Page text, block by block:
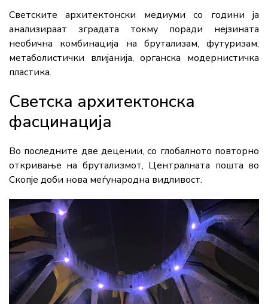
Светските архитектонски медиуми со години ја
анализираат зградата токму поради нејзината
необична комбинација на брутализам, футуризам,
метаболистички влијанија, органска модернистичка
пластика.
Светска архитектонска
фасцинација
Во последните две децении, со глобалното повторно
откривање на брутализмот, Централната пошта во
Скопје доби нова меѓународна видливост.